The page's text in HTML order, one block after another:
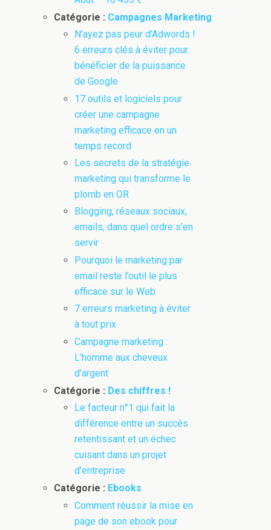
Catégorie : Campagnes Marketing
N’ayez pas peur d’Adwords !
6 erreurs clés à éviter pour
bénéficier de la puissance
de Google
17 outils et logiciels pour
créer une campagne
marketing efficace en un
temps record
Les secrets de la stratégie
marketing qui transforme le
plomb en OR
Blogging, réseaux sociaux,
emails, dans quel ordre s’en
servir
Pourquoi le marketing par
email reste l’outil le plus
efficace sur le Web
7 erreurs marketing à éviter
à tout prix
Campagne marketing :
L’homme aux cheveux
d’argent
Catégorie : Des chiffres !
Le facteur n°1 qui fait la
différence entre un succès
retentissant et un échec
cuisant dans un projet
d’entreprise
Catégorie : Ebooks
Comment réussir la mise en
page de son ebook pour